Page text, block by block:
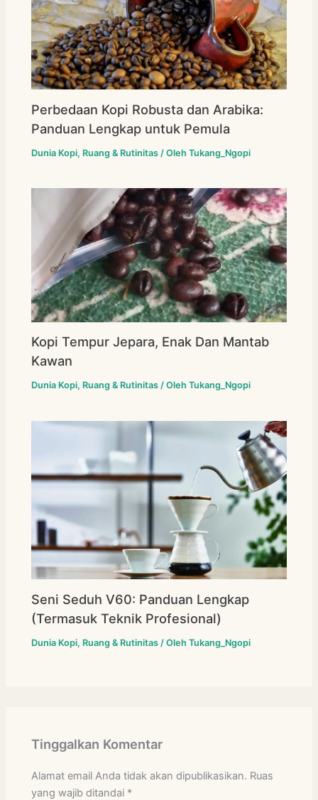
Perbedaan Kopi Robusta dan Arabika:
Panduan Lengkap untuk Pemula
Dunia Kopi, Ruang & Rutinitas / OlehTukang_Ngopi
Kopi Tempur Jepara, Enak Dan Mantab
Kawan
Dunia Kopi, Ruang & Rutinitas / OlehTukang_Ngopi
Seni Seduh V60: Panduan Lengkap
(Termasuk Teknik Profesional)
Dunia Kopi, Ruang & Rutinitas / OlehTukang_Ngopi
Tinggalkan Komentar
Alamat email Anda tidak akan dipublikasikan. Ruas
yang wajib ditandai *